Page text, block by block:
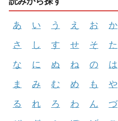
あ い う え お か
さ
し す せ そ た
な
に ぬ ね の は
ま
み む め も や
る
れ ろ わ ん づ